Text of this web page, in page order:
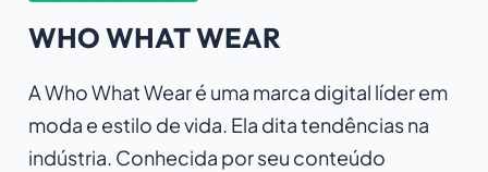
WHO WHAT WEAR
A Who What Wear é uma marca digital líder em
moda e estilo de vida. Ela dita tendências na
indústria. Conhecida por seu conteúdo